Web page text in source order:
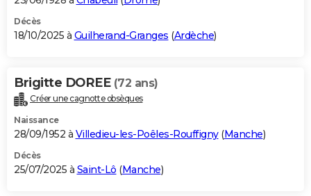
S'inscrire
Se connecter
Lycées
Collèges
Primaires
Universités
Entreprises
Service militaire
Avis de recherche
AVIS DE DÉCÈS
Bricolage
Lifestyle
Culture
Sport
Auto
Television
Voyage
Cinema
Décès
18/10/2025 à Guilherand-Granges (Ardèche)
Brigitte DOREE (72 ans)
Créer une cagnotte obsèques
Naissance
28/09/1952 à Villedieu-les-Poêles-Rouffigny(Manche)
Décès
25/07/2025 à Saint-Lô (Manche)